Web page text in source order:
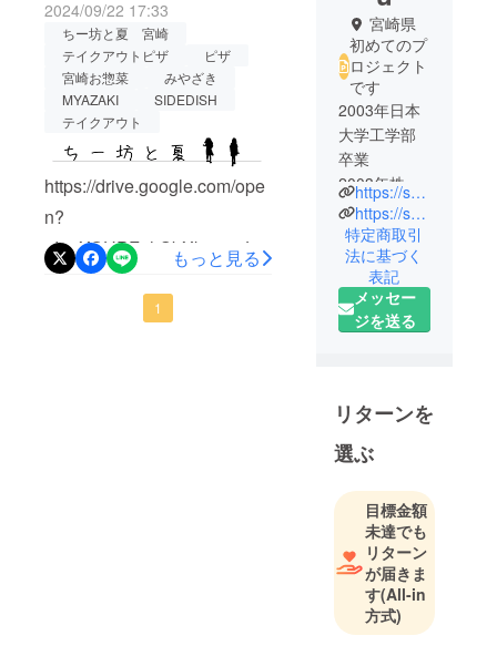
2024/09/22 17:33
ちー坊と夏 宮崎
テイクアウトピザ
ピザ
宮崎お惣菜
みやざき
MYAZAKI
SIDEDISH
テイクアウト
https://drive.google.com/ope
n?
id=1XOUPFohSbXkyp5yJq3
yHe47tqBHuq0T1&amp;usp
もっと見る
1
宮崎県
初めてのプ
ロジェクト
です
2003年日本
大学工学部
卒業
2003年株式
会社コスモ
ス薬品入社
2024年株式
会社コスモ
ス薬品退社
2024年合同
合同会社
1040は、現
の障がい者
グループ
ホーム「す
いみー壱号
館」を運営
しておりま
https://suime-toyomaru.com/
https://suime-tomofumi.site/
特定商取引
法に基づく
表記
メッセー
ジを送る
リターンを
選ぶ
目標金額
未達でも
リターン
が届きま
す(All-in
方式)